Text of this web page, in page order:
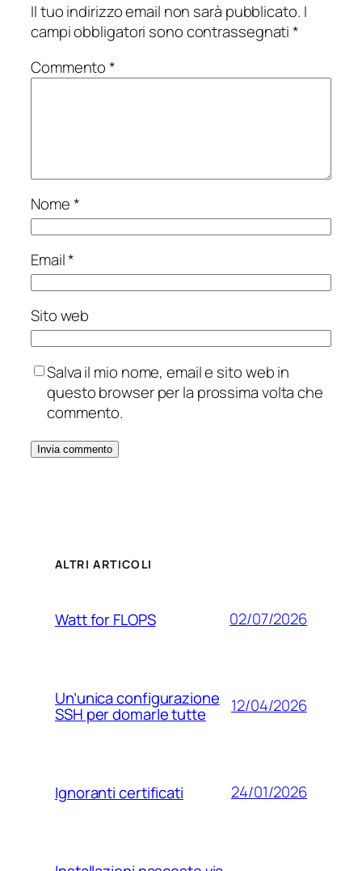
Il tuo indirizzo email non sarà pubblicato. I
campi obbligatori sono contrassegnati*
Commento*
Nome*
Email*
Sito web
Salva il mio nome, email e sito web in
questo browser per la prossima volta che
commento.
ALTRI ARTICOLI
Watt for FLOPS 02/07/2026
Un’unica configurazione
SSH per domarle tutte 12/04/2026
Ignoranti certificati 24/01/2026